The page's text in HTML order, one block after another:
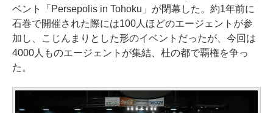
ベント「Persepolis in Tohoku」が閉幕した。約1年前に
石巻で開催された際には100人ほどのエージェントが参
加し、こじんまりとした形のイベントだったが、今回は
4000人ものエージェントが集結、杜の都で覇権を争っ
た。